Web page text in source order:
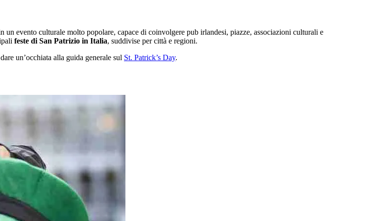
evento culturale molto popolare, capace di coinvolgere pub irlandesi, piazze, associazioni culturali e
feste di San Patrizio in Italia, suddivise per città e regioni.
un’occhiata alla guida generale sul St. Patrick’s Day.